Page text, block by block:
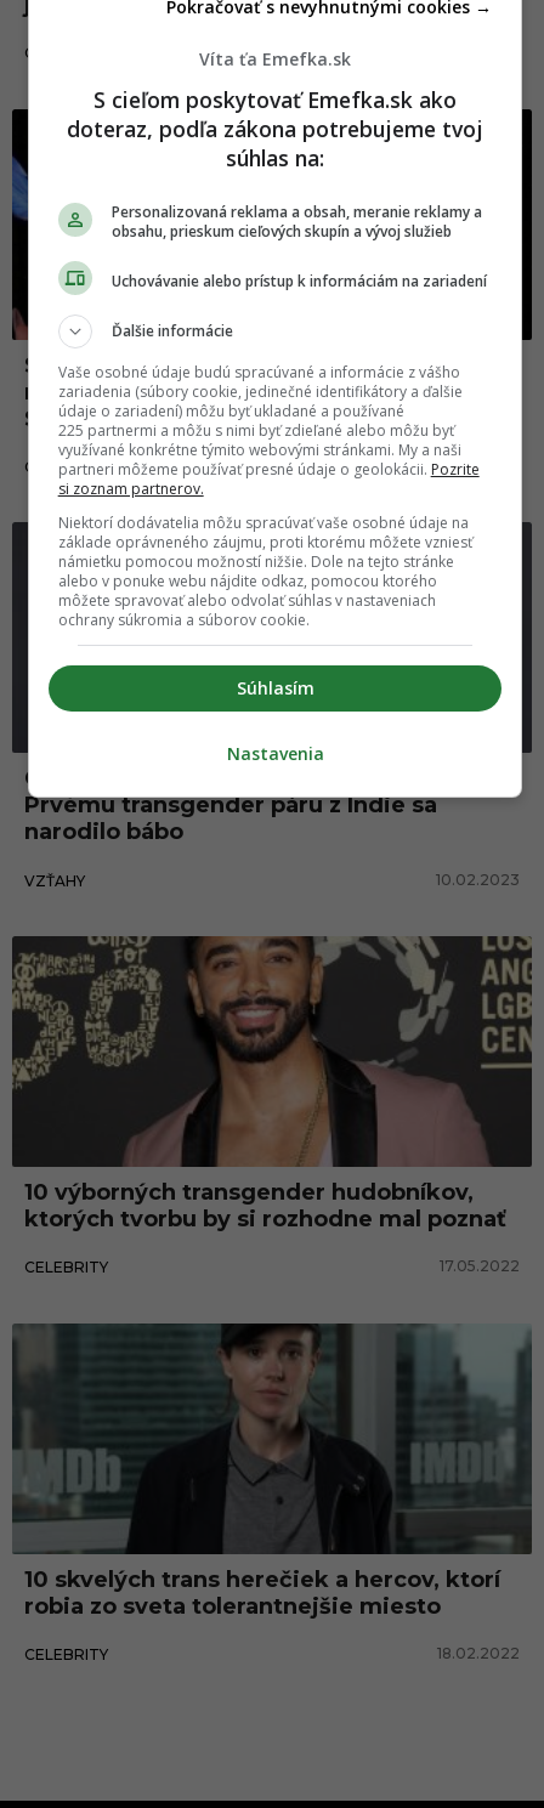
CELEBRITY
Slovenská transgender DJka B-Complex si
nechala spraviť prsia. Toto odkazuje
Slovákom
CELEBRITY 23.03.2023
Ona je on, on je ona a spolu majú to.
Prvému transgender páru z Indie sa
narodilo bábo
VZŤAHY 10.02.2023
10 výborných transgender hudobníkov,
ktorých tvorbu by si rozhodne mal poznať
CELEBRITY 17.05.2022
10 skvelých trans herečiek a hercov, ktorí
robia zo sveta tolerantnejšie miesto
CELEBRITY 18.02.2022
Víta ťa Emefka.sk
S cieľom poskytovať Emefka.sk ako
doteraz, podľa zákona potrebujeme tvoj
súhlas na:
Personalizovaná reklama a obsah, meranie reklamy a
obsahu, prieskum cieľových skupín a vývoj služieb
Uchovávanie alebo prístup k informáciám na zariadení
Ďalšie informácie
Vaše osobné údaje budú spracúvané a informácie z vášho
zariadenia (súbory cookie, jedinečné identifikátory a ďalšie
údaje o zariadení) môžu byť ukladané a používané
225 partnermi a môžu s nimi byť zdieľané alebo môžu byť
využívané konkrétne týmito webovými stránkami. My a naši
partneri môžeme používať presné údaje o geolokácii. Pozrite
si zoznam partnerov.
Niektorí dodávatelia môžu spracúvať vaše osobné údaje na
základe oprávneného záujmu, proti ktorému môžete vzniesť
námietku pomocou možností nižšie. Dole na tejto stránke
alebo v ponuke webu nájdite odkaz, pomocou ktorého
môžete spravovať alebo odvolať súhlas v nastaveniach
ochrany súkromia a súborov cookie.
Súhlasím
Pokračovať s nevyhnutnými cookies →
Nastavenia